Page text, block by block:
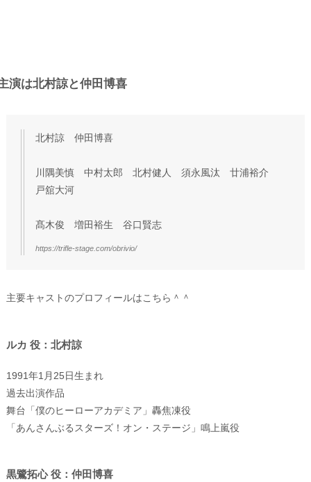
演は北村諒と仲田博喜
北村諒 仲田博喜
川隅美慎 中村太郎 北村健人 須永風汰 廿浦裕介
戸舘大河
髙木俊 増田裕生 谷口賢志
https://trifle-stage.com/obrivio/
主要キャストのプロフィールはこちら＾＾
ルカ 役：北村諒
1991年1月25日生まれ
過去出演作品
舞台「僕のヒーローアカデミア」轟焦凍役
「あんさんぶるスターズ！オン・ステージ」鳴上嵐役
黒鷺拓心 役：仲田博喜